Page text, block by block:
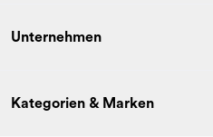
Unternehmen
Kategorien & Marken